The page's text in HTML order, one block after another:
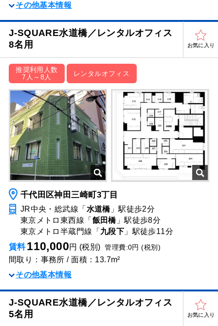
その他基本情報
J-SQUARE水道橋／レンタルオフィス
8名用
お気に入り
推奨利用人数
7人～8人
レンタルオフィス
千代田区神田三崎町3丁目
JR中央・総武線「 水道橋」駅徒歩2分
東京メトロ東西線「 飯田橋」駅徒歩8分
東京メトロ半蔵門線「 九段下 」駅徒歩11分
賃料110,000円 (税別)管理費:0円 (税別)
間取り：事務所 / 面積：13.7m²
その他基本情報
J-SQUARE水道橋／レンタルオフィス
5名用
お気に入り